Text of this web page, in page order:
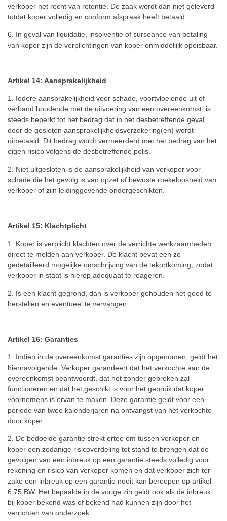
verkoper het recht van retentie. De zaak wordt dan niet geleverd
totdat koper volledig en conform afspraak heeft betaald.
6. In geval van liquidatie, insolventie of surseance van betaling
van koper zijn de verplichtingen van koper onmiddellijk opeisbaar.
Artikel 14: Aansprakelijkheid
1. Iedere aansprakelijkheid voor schade, voortvloeiende uit of
verband houdende met de uitvoering van een overeenkomst, is
steeds beperkt tot het bedrag dat in het desbetreffende geval
door de gesloten aansprakelijkheidsverzekering(en) wordt
uitbetaald. Dit bedrag wordt vermeerderd met het bedrag van het
eigen risico volgens de desbetreffende polis.
2. Niet uitgesloten is de aansprakelijkheid van verkoper voor
schade die het gevolg is van opzet of bewuste roekeloosheid van
verkoper of zijn leidinggevende ondergeschikten.
Artikel 15: Klachtplicht
1. Koper is verplicht klachten over de verrichte werkzaamheden
direct te melden aan verkoper. De klacht bevat een zo
gedetailleerd mogelijke omschrijving van de tekortkoming, zodat
verkoper in staat is hierop adequaat te reageren.
2. Is een klacht gegrond, dan is verkoper gehouden het goed te
herstellen en eventueel te vervangen.
Artikel 16: Garanties
1. Indien in de overeenkomst garanties zijn opgenomen, geldt het
hiernavolgende. Verkoper garandeert dat het verkochte aan de
overeenkomst beantwoordt, dat het zonder gebreken zal
functioneren en dat het geschikt is voor het gebruik dat koper
voornemens is ervan te maken. Deze garantie geldt voor een
periode van twee kalenderjaren na ontvangst van het verkochte
door koper.
2. De bedoelde garantie strekt ertoe om tussen verkoper en
koper een zodanige risicoverdeling tot stand te brengen dat de
gevolgen van een inbreuk op een garantie steeds volledig voor
rekening en risico van verkoper komen en dat verkoper zich ter
zake een inbreuk op een garantie nooit kan beroepen op artikel
6:75 BW. Het bepaalde in de vorige zin geldt ook als de inbreuk
bij koper bekend was of bekend had kunnen zijn door het
verrichten van onderzoek.